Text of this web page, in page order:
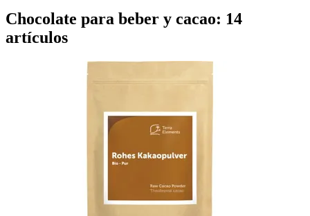
Chocolate para beber y cacao: 14
artículos